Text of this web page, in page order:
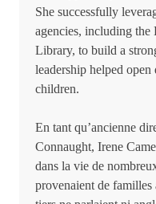
She successfully
agencies, including
Library, to build a
leadership helped
children.
En tant qu’ancienne
Connaught, Irene
dans la vie de
provenaient de familles